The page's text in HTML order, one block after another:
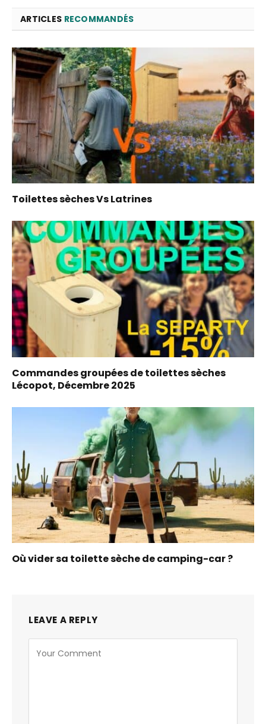
ARTICLES RECOMMANDÉS
Toilettes sèches Vs Latrines
Commandes groupées de toilettes sèches
Lécopot, Décembre 2025
Où vider sa toilette sèche de camping-car ?
LEAVE A REPLY